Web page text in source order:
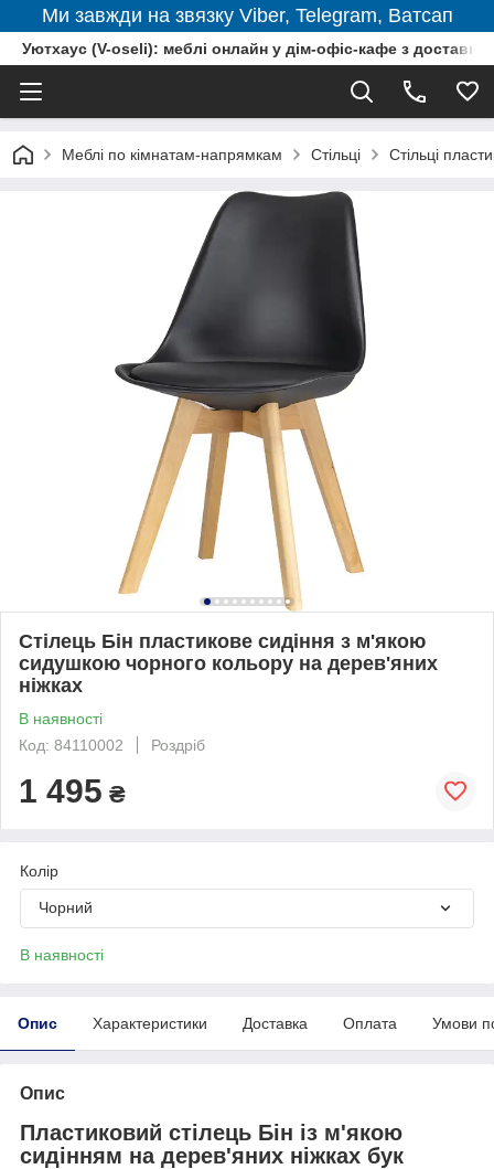
Ми завжди на звязку Viber, Telegram, Ватсап
Уютхаус (V-oseli): меблі онлайн у дім-офіс-кафе з
Меблі по кімнатам-напрямкам Стільці Стільці
Стілець Бін пластикове сидіння з м'якою
сидушкою чорного кольору на дерев'яних
ніжках
В наявності
Код: 84110002
Роздріб
1 495 ₴
Колір
Чорний
В наявності
Опис Характеристики Доставка Оплата Умови
Опис
Пластиковий стілець Бін із м'якою
сидінням на дерев'яних ніжках бук